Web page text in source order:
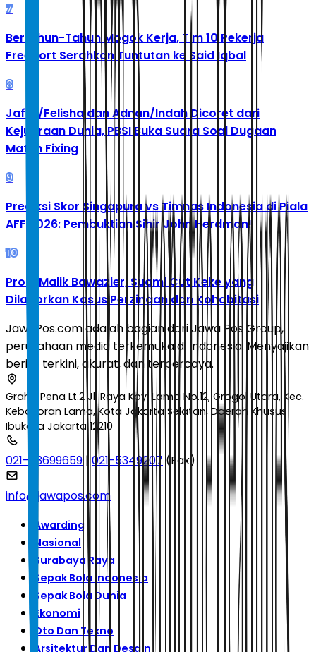
7
Bertahun-Tahun Mogok Kerja, Tim 10 Pekerja
Freeport Serahkan Tuntutan ke Said Iqbal
8
Jafar/Felisha dan Adnan/Indah Dicoret dari
Kejuaraan Dunia, PBSI Buka Suara Soal Dugaan
Match Fixing
9
Prediksi Skor Singapura vs Timnas Indonesia di Piala
AFF 2026: Pembuktian Sihir John Herdman!
10
Profil Malik Bawazier, Suami Cut Keke yang
Dilaporkan Kasus Perzinaan dan Kohabitasi
JawaPos.com adalah bagian dari Jawa Pos Group,
perusahaan media terkemuka di Indonesia. Menyajikan
berita terkini, akurat, dan terpercaya.
Graha Pena Lt.2 Jl. Raya Kby. Lama No.12, Grogol Utara, Kec.
Kebayoran Lama, Kota Jakarta Selatan, Daerah Khusus
Ibukota Jakarta 12210
021-53699659 | 021-5349207 (Fax)
info@jawapos.com
Awarding
Nasional
Surabaya Raya
Sepak Bola Indonesia
Sepak Bola Dunia
Ekonomi
Oto Dan Tekno
Arsitektur Dan Desain